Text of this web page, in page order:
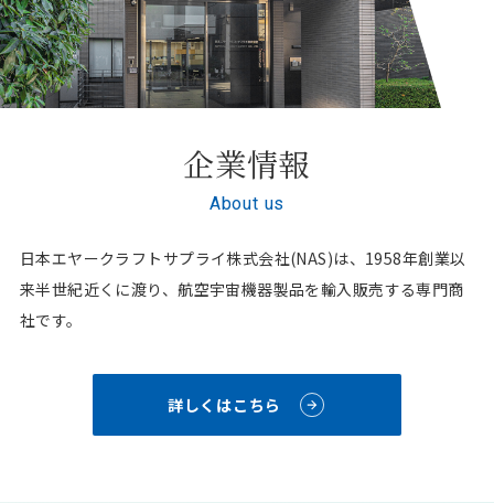
企業情報
About us
日本エヤークラフトサプライ株式会社(NAS)は、1958年創業以
来半世紀近くに渡り、航空宇宙機器製品を輸入販売する専門商
社です。
詳しくはこちら